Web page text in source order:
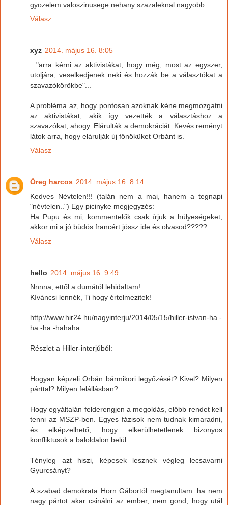
gyozelem valoszinusege nehany szazaleknal nagyobb.
Válasz
xyz 2014. május 16. 8:05
..."arra kérni az aktivistákat, hogy még, most az egyszer,
utoljára, veselkedjenek neki és hozzák be a választókat a
szavazókörökbe"...
A probléma az, hogy pontosan azoknak kéne megmozgatni
az aktivistákat, akik így vezették a választáshoz a
szavazókat, ahogy. Elárulták a demokráciát. Kevés reményt
látok arra, hogy elárulják új főnöküket Orbánt is.
Válasz
Öreg harcos 2014. május 16. 8:14
Kedves Névtelen!!! (talán nem a mai, hanem a tegnapi
"névtelen..") Egy picinyke megjegyzés:
Ha Pupu és mi, kommentelők csak írjuk a hülyeségeket,
akkor mi a jó büdös francért jössz ide és olvasod?????
Válasz
hello 2014. május 16. 9:49
Nnnna, ettől a dumától lehidaltam!
Kíváncsi lennék, Ti hogy értelmezitek!
http://www.hir24.hu/nagyinterju/2014/05/15/hiller-istvan-ha.-
ha.-ha.-hahaha
Részlet a Hiller-interjúból:
Hogyan képzeli Orbán bármikori legyőzését? Kivel? Milyen
párttal? Milyen felállásban?
Hogy egyáltalán felderengjen a megoldás, előbb rendet kell
tenni az MSZP-ben. Egyes fázisok nem tudnak kimaradni,
és elképzelhető, hogy elkerülhetetlenek bizonyos
konfliktusok a baloldalon belül.
Tényleg azt hiszi, képesek lesznek végleg lecsavarni
Gyurcsányt?
A szabad demokrata Horn Gábortól megtanultam: ha nem
nagy pártot akar csinálni az ember, nem gond, hogy utál